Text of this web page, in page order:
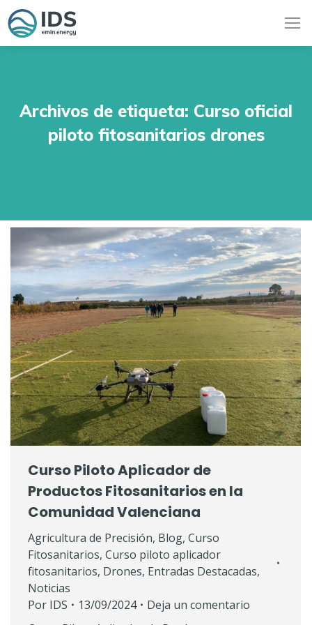
Archivos de etiqueta: Curso oficial
piloto fitosanitarios drones
Curso Piloto Aplicador de
Productos Fitosanitarios en la
Comunidad Valenciana
Agricultura de Precisión, Blog, Curso
Fitosanitarios, Curso piloto aplicador
fitosanitarios, Drones, Entradas Destacadas,
Noticias
Por IDS 13/09/2024
Deja un comentario